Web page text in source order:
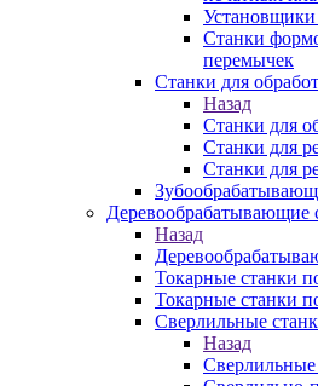
Станки
перемычек
Станки для
Назад
Станки для
Станки для
Станки для
Деревообрабатывающие
Назад
Токарные станки
Токарные станки
Сверлильные
Назад
Сверлильные